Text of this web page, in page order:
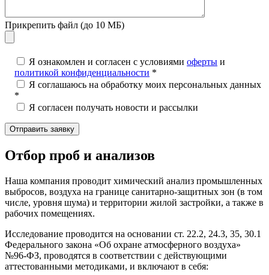
Прикрепить файл (до 10 МБ)
Я ознакомлен и согласен с условиями оферты и
политикой конфиденциальности *
Я соглашаюсь на обработку моих персональных данных
*
Я согласен получать новости и рассылки
Отбор проб и анализов
Наша компания проводит химический анализ промышленных
выбросов, воздуха на границе санитарно-защитных зон (в том
числе, уровня шума) и территории жилой застройки, а также в
рабочих помещениях.
Исследование проводится на основании ст. 22.2, 24.3, 35, 30.1
Федерального закона «Об охране атмосферного воздуха»
№96-ФЗ, проводятся в соответствии с действующими
аттестованными методиками, и включают в себя: